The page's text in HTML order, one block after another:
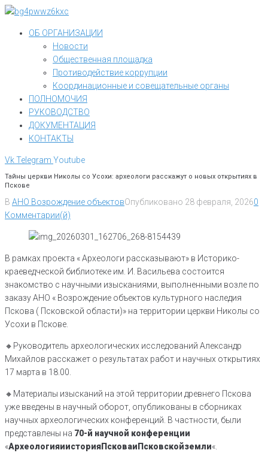
Перейти
контентуОБ ОРГАНИЗАЦИИ
Новости
Общественная площадка
Противодействие коррупции
Координационные и совещательные органы
ПОЛНОМОЧИЯ
РУКОВОДСТВО
ДОКУМЕНТАЦИЯ
КОНТАКТЫ
VkTelegram Youtube
Тайны церкви Николы со Усохи: археологи расскажут о новых открытиях в
Пскове
В АНО Возрождение объектовОпубликовано 28 февраля, 20260
Комментарии(й)
В рамках проекта « Археологи рассказывают» в Историко-
краеведческой библиотеке им. И. Васильева состоится
знакомство с научными изысканиями, выполненными возле по
заказу АНО « Возрождение объектов культурного наследия
Пскова ( Псковской области)» на территории церкви Николы со
Усохи в Пскове.
🔸Руководитель археологических исследований Александр
Михайлов расскажет о результатах работ и научных открытиях
17 марта в 18.00.
🔸Материалы изысканий на этой территории древнего Пскова
уже введены в научный оборот, опубликованы в сборниках
научных археологических конференций. В частности, были
представлены на 70-й научной конференции
«АрхеологияиисторияПсковаи Псковскойземли«.